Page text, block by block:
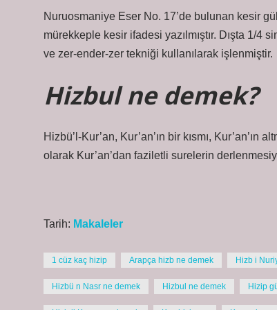
Nuruosmaniye Eser No. 17’de bulunan kesir
mürekkeple kesir ifadesi yazılmıştır. Dışta 1/
ve zer-ender-zer tekniği kullanılarak işlenmiştir.
Hizbul ne demek?
Hizbü’l-Kur’an, Kur’an’ın bir kısmı, Kur’an’ın
olarak Kur’an’dan faziletli surelerin
Tarih: Makaleler
1 cüz kaç hizip Arapça hizb ne demek Hizb i
Hizbü n Nasr ne demek Hizbul ne demek Hizip